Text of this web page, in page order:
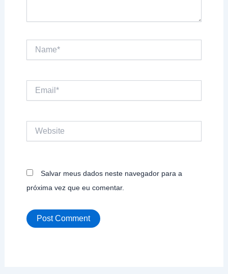
Name*
Salvar meus dados neste navegador para a
próxima vez que eu comentar.